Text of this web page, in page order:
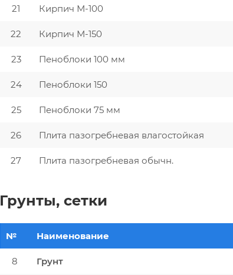
21 Кирпич М-100
22 Кирпич М-150
23 Пеноблоки 100 мм
24 Пеноблоки 150
25 Пеноблоки 75 мм
26 Плита пазогребневая влагостойкая
27 Плита пазогребневая обычн.
Грунты, сетки
№ Наименование
8 Грунт